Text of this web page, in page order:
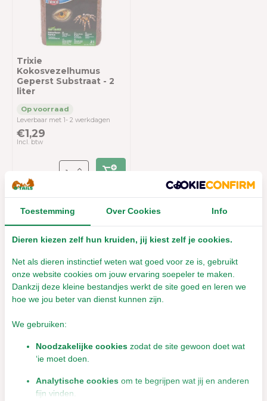
Trixie
Kokosvezelhumus
Geperst Substraat - 2
liter
Leverbaar met 1- 2 werkdagen
€1,29
Incl. btw
Overige categorieën in Diersoort
Toestemming Over Cookies Info
Dieren kiezen zelf hun kruiden, jij kiest zelf je cookies.
Net als dieren instinctief weten wat goed voor ze is, gebruikt
onze website cookies om jouw ervaring soepeler te maken.
Dankzij deze kleine bestandjes werkt de site goed en leren we
hoe we jou beter van dienst kunnen zijn.
We gebruiken:
Noodzakelijke cookies zodat de site gewoon doet wat
‘ie moet doen.
Analytische cookies om te begrijpen wat jij en anderen
fijn vinden.